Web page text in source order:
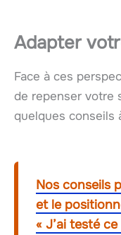
Adapter
Face à ces
de repenser votre
quelques conseils
Nos conseils
et le
« J’ai testé